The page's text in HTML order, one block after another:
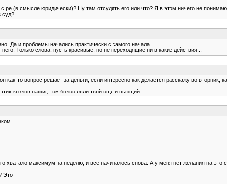
ре (в смысле юридически)? Ну там отсудить его или что? Я в этом ничего не
суд?
Да и проблемы начались практически с самого начала.
Только слова, пусть красивые, но не переходящие ни в какие действия...
то вопрос решает за деньги, если интересно как делается расскажу во вторник,
козлов нафиг, тем более если твой еще и пьющий.
хватало максимум на неделю, и все начиналось снова. А у меня нет желания на это
Это